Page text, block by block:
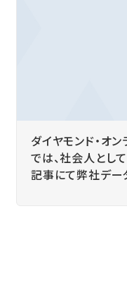
ダイヤモンド・オ
では、社会人とし
記事にて弊社デー